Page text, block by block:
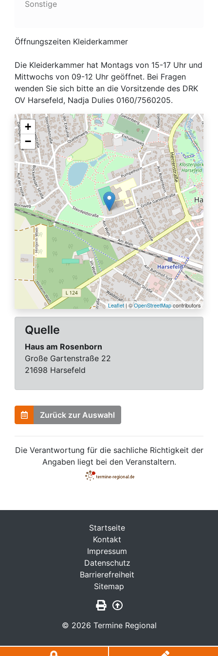
Sonstige
Öffnungszeiten Kleiderkammer
Die Kleiderkammer hat Montags von 15-17 Uhr und
Mittwochs von 09-12 Uhr geöffnet. Bei Fragen
wenden Sie sich bitte an die Vorsitzende des DRK
OV Harsefeld, Nadja Dulies 0160/7560205.
+
−
Leaflet | ©OpenStreetMapcontributors
Quelle
Haus am Rosenborn
Große Gartenstraße 22
21698 Harsefeld
Zurück zur Auswahl
Die Verantwortung für die sachliche Richtigkeit der
Angaben liegt bei den Veranstaltern.
© 2026 Termine Regional
Startseite
Kontakt
Impressum
Datenschutz
Barrierefreiheit
Sitemap
Seite drucken
Zurück nach oben